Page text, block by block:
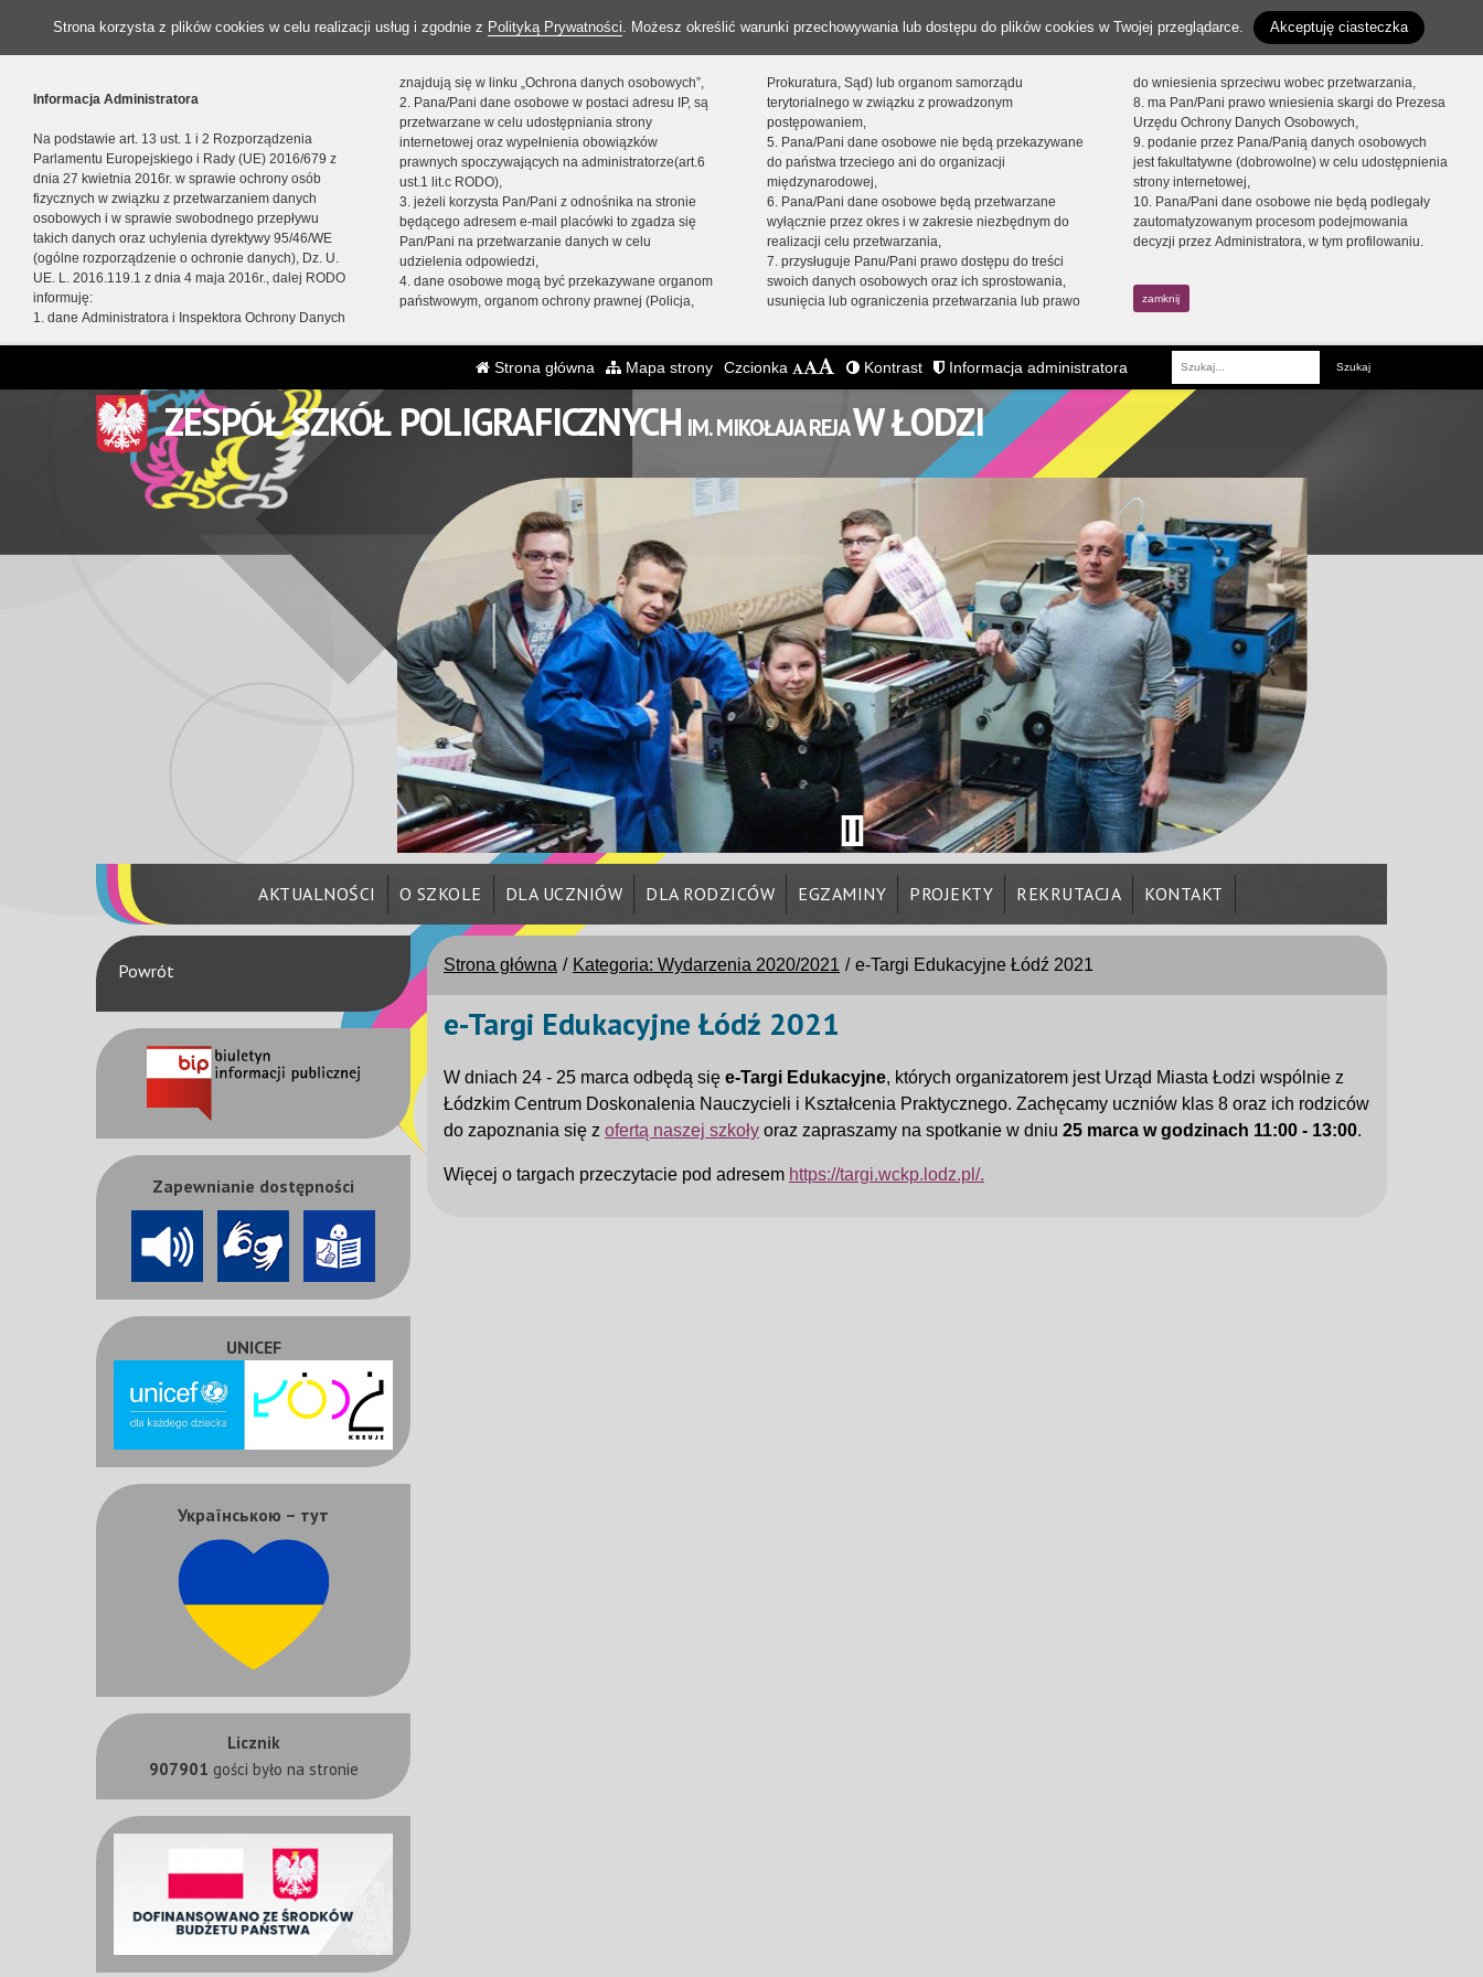
Strona korzysta z plików cookies w celu realizacji usług i zgodnie z Polityką Prywatności. Możesz określić warunki przechowywania lub dostępu do plików cookies w Twojej przeglądarce. Akceptuję ciasteczka
Informacja Administratora
Na podstawie art. 13 ust. 1 i 2 Rozporządzenia
Parlamentu Europejskiego i Rady (UE) 2016/679 z
dnia 27 kwietnia 2016r. w sprawie ochrony osób
fizycznych w związku z przetwarzaniem danych
osobowych i w sprawie swobodnego przepływu
takich danych oraz uchylenia dyrektywy 95/46/WE
(ogólne rozporządzenie o ochronie danych), Dz. U.
UE. L. 2016.119.1 z dnia 4 maja 2016r., dalej RODO
informuję:
1. dane Administratora i Inspektora Ochrony Danych
znajdują się w linku „Ochrona danych osobowych”,
2. Pana/Pani dane osobowe w postaci adresu IP, są
przetwarzane w celu udostępniania strony
internetowej oraz wypełnienia obowiązków
prawnych spoczywających na administratorze(art.6
ust.1 lit.c RODO),
3. jeżeli korzysta Pan/Pani z odnośnika na stronie
będącego adresem e-mail placówki to zgadza się
Pan/Pani na przetwarzanie danych w celu
udzielenia odpowiedzi,
4. dane osobowe mogą być przekazywane organom
państwowym, organom ochrony prawnej (Policja,
Prokuratura, Sąd) lub organom samorządu
terytorialnego w związku z prowadzonym
postępowaniem,
5. Pana/Pani dane osobowe nie będą przekazywane
do państwa trzeciego ani do organizacji
międzynarodowej,
6. Pana/Pani dane osobowe będą przetwarzane
wyłącznie przez okres i w zakresie niezbędnym do
realizacji celu przetwarzania,
7. przysługuje Panu/Pani prawo dostępu do treści
swoich danych osobowych oraz ich sprostowania,
usunięcia lub ograniczenia przetwarzania lub prawo
do wniesienia sprzeciwu wobec przetwarzania,
8. ma Pan/Pani prawo wniesienia skargi do Prezesa
Urzędu Ochrony Danych Osobowych,
9. podanie przez Pana/Panią danych osobowych
jest fakultatywne (dobrowolne) w celu udostępnienia
strony internetowej,
10. Pana/Pani dane osobowe nie będą podlegały
zautomatyzowanym procesom podejmowania
decyzji przez Administratora, w tym profilowaniu.
zamknij
Strona główna Mapa strony Czcionka Kontrast Informacja administratora
Fraza
ZESPÓŁ SZKÓŁ POLIGRAFICZNYCH IM. MIKOŁAJA REJAW ŁODZI
AKTUALNOŚCI O SZKOLE DLA UCZNIÓW DLA RODZICÓW EGZAMINY PROJEKTY REKRUTACJA KONTAKT
Strona główna Kategoria: Wydarzenia 2020/2021 e-Targi Edukacyjne Łódź 2021
e-Targi Edukacyjne Łódź 2021
W dniach 24 - 25 marca odbędą się e-Targi Edukacyjne, których organizatorem jest Urząd Miasta Łodzi wspólnie z
Łódzkim Centrum Doskonalenia Nauczycieli i Kształcenia Praktycznego. Zachęcamy uczniów klas 8 oraz ich rodziców
do zapoznania się z ofertą naszej szkoły oraz zapraszamy na spotkanie w dniu 25 marca w godzinach 11:00 - 13:00.
Więcej o targach przeczytacie pod adresem https://targi.wckp.lodz.pl/.
Powrót
Zapewnianie dostępności
UNICEF
Українською – тут
Licznik
907901 gości było na stronie